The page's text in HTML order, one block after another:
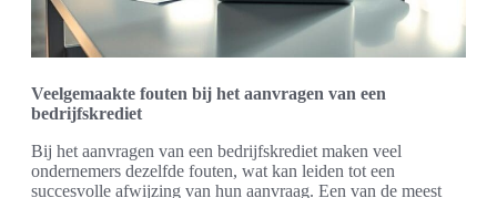
Veelgemaakte fouten bij het aanvragen van een
bedrijfskrediet
Bij het aanvragen van een bedrijfskrediet maken veel
ondernemers dezelfde fouten, wat kan leiden tot een
succesvolle afwijzing van hun aanvraag. Een van de meest